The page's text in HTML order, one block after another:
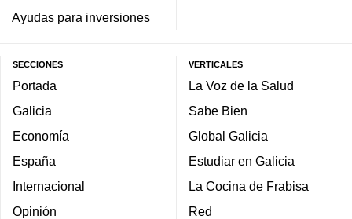
Ayudas para inversiones
SECCIONES
Portada
Galicia
Economía
España
Internacional
Opinión
VERTICALES
La Voz de la Salud
Sabe Bien
Global Galicia
Estudiar en Galicia
La Cocina de Frabisa
Red